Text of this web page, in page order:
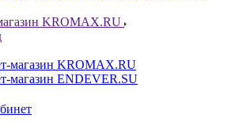
KROMAX.RU
магазин KROMAX.RU
магазин ENDEVER.SU